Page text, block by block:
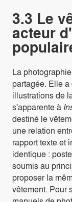
3.3 Le
acteur
La
partagée. Elle
illustrations de
s'apparente à
destiné le
une relation
rapport texte et
identique :
soumis au
proposer la
vêtement. Pour